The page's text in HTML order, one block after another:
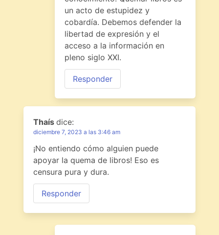
un acto de estupidez y
cobardía. Debemos defender la
libertad de expresión y el
acceso a la información en
pleno siglo XXI.
Responder
Thaís dice:
diciembre 7, 2023 a las 3:46 am
¡No entiendo cómo alguien puede
apoyar la quema de libros! Eso es
censura pura y dura.
Responder